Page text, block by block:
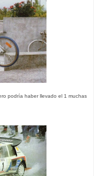
podría haber llevado el 1 muchas